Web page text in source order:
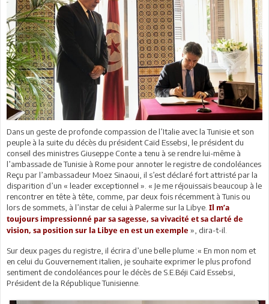
Dans un geste de profonde compassion de l’Italie avec la Tunisie et son
peuple à la suite du décès du président Caïd Essebsi, le président du
conseil des ministres Giuseppe Conte a tenu à se rendre lui-même à
l’ambassade de Tunisie à Rome pour annoter le registre de condoléances
Reçu par l’ambassadeur Moez Sinaoui, il s’est déclaré fort attristé par la
disparition d’un « leader exceptionnel ». « Je me réjouissais beaucoup à le
rencontrer en tête à tête, comme, par deux fois récemment à Tunis ou
lors de sommets, à l’instar de celui à Palerme sur la Libye. Il m’a
toujours impressionné par sa sagesse, sa vivacité et sa clarté de
vision, sa position sur la Libye en est un exemple », dira-t-il.
Sur deux pages du registre, il écrira d’une belle plume :« En mon nom et
en celui du Gouvernement italien, je souhaite exprimer le plus profond
sentiment de condoléances pour le décès de S.E.Béji Caïd Essebsi,
Président de la République Tunisienne.